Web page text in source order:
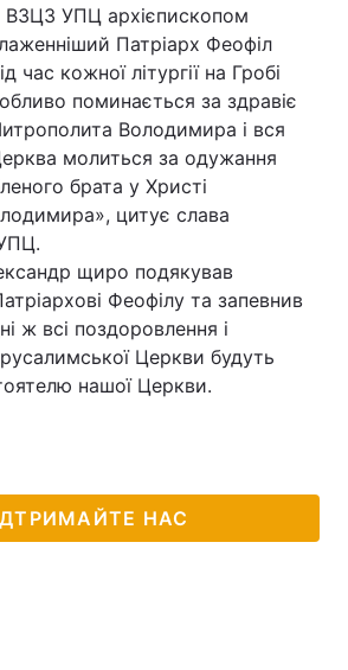
Війна
Політика
Світ
Наука
Інциденти
Туризм
УПЦ архієпископом
Патріарх Феофіл
час кожної літургії на Гробі
поминається за здравіє
Володимира і вся
молиться за одужання
брата у Христі
цитує слава
щиро подякував
Феофілу та запевнив
ж всі поздоровлення і
Церкви будуть
нашої Церкви.
НАС